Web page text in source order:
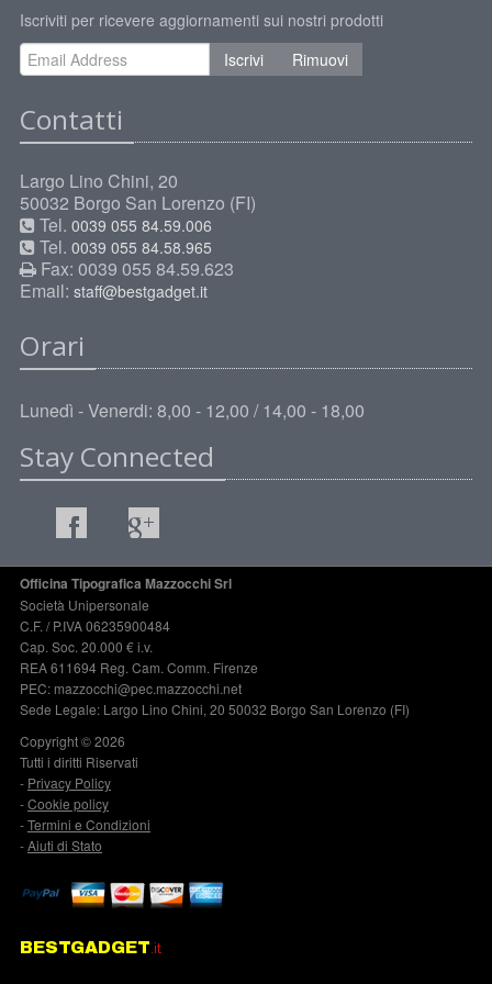
Iscriviti per ricevere aggiornamenti sui nostri prodotti
Iscrivi
Rimuovi
Contatti
Largo Lino Chini, 20
50032 Borgo San Lorenzo (FI)
Tel. 0039 055 84.59.006
Tel. 0039 055 84.58.965
Fax: 0039 055 84.59.623
Email: staff@bestgadget.it
Orari
Lunedì - Venerdi: 8,00 - 12,00 / 14,00 - 18,00
Stay Connected
Officina Tipografica Mazzocchi Srl
Società Unipersonale
C.F. / P.IVA 06235900484
Cap. Soc. 20.000 € i.v.
REA 611694 Reg. Cam. Comm. Firenze
PEC: mazzocchi@pec.mazzocchi.net
Sede Legale: Largo Lino Chini, 20 50032 Borgo San Lorenzo (FI)
Copyright © 2026
Tutti i diritti Riservati
- Privacy Policy
-Cookie policy
-Termini e Condizioni
-Aiuti di Stato
BESTGADGET.it